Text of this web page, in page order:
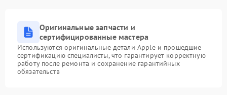
Оригинальные запчасти и
сертифицированные мастера
Используются оригинальные детали Apple и прошедшие
сертификацию специалисты, что гарантирует корректную
работу после ремонта и сохранение гарантийных
обязательств